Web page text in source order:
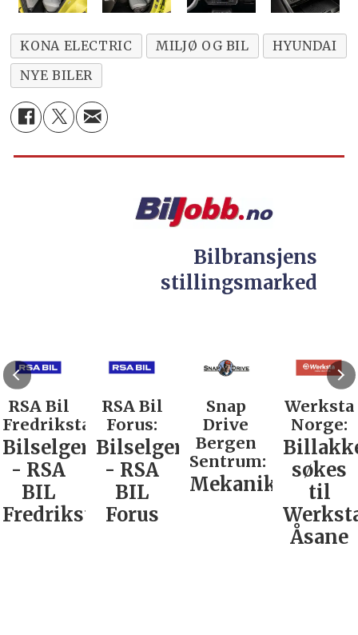
KONA ELECTRIC MILJØ OG BIL
HYUNDAI
NYE BILER
Bilbransjens
stillingsmarked
RSA Bil
Fredrikstad:
Bilselger
- RSA
BIL
Fredrikstad
RSA Bil
Forus:
Bilselger
- RSA
BIL
Forus
Snap
Drive
Bergen
Sentrum:
Mekaniker
Werksta
Norge:
søkes
til
Åsane